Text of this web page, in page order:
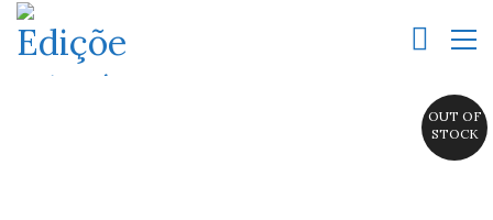
OUT OF
STOCK